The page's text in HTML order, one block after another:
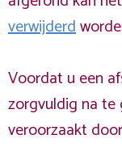
verwijderd
Voordat u een
zorgvuldig na
veroorzaakt door